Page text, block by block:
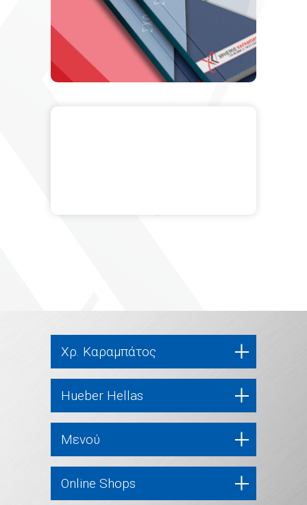
Χρ. Καραμπάτος
Hueber Hellas
Μενού
Online Shops